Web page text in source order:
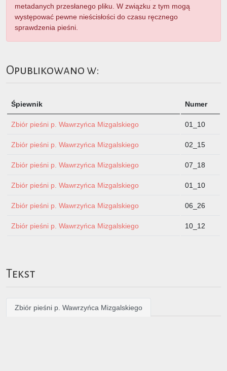
metadanych przesłanego pliku. W związku z tym mogą
występować pewne nieścisłości do czasu ręcznego
sprawdzenia pieśni.
Opublikowano w:
Śpiewnik Numer
Zbiór pieśni p. Wawrzyńca Mizgalskiego 01_10
Zbiór pieśni p. Wawrzyńca Mizgalskiego 02_15
Zbiór pieśni p. Wawrzyńca Mizgalskiego 07_18
Zbiór pieśni p. Wawrzyńca Mizgalskiego 01_10
Zbiór pieśni p. Wawrzyńca Mizgalskiego 06_26
Zbiór pieśni p. Wawrzyńca Mizgalskiego 10_12
Tekst
Zbiór pieśni p. Wawrzyńca Mizgalskiego